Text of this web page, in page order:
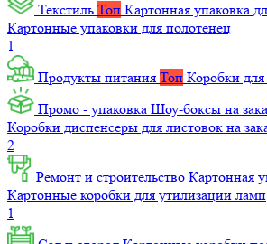
Текстиль Топ Картонная упаковка
Картонные упаковки для полотенец
1
Продукты питания Топ Коробки
Промо - упаковка Шоу-боксы на
Коробки диспенсеры для листовок на
2
Ремонт и строительство Картонная
Картонные коробки для утилизации ламп
1